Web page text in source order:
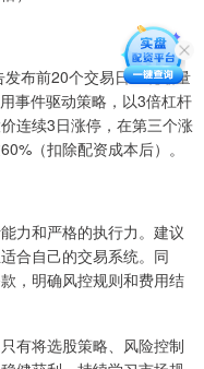
布前20个交易日呈现缩量
事件驱动策略，以3倍杠杆
连续3日涨停，在第三个涨
（扣除配资成本后）。
力和严格的执行力。建议
合自己的交易系统。同
，明确风控规则和费用结
有将选股策略、风险控制